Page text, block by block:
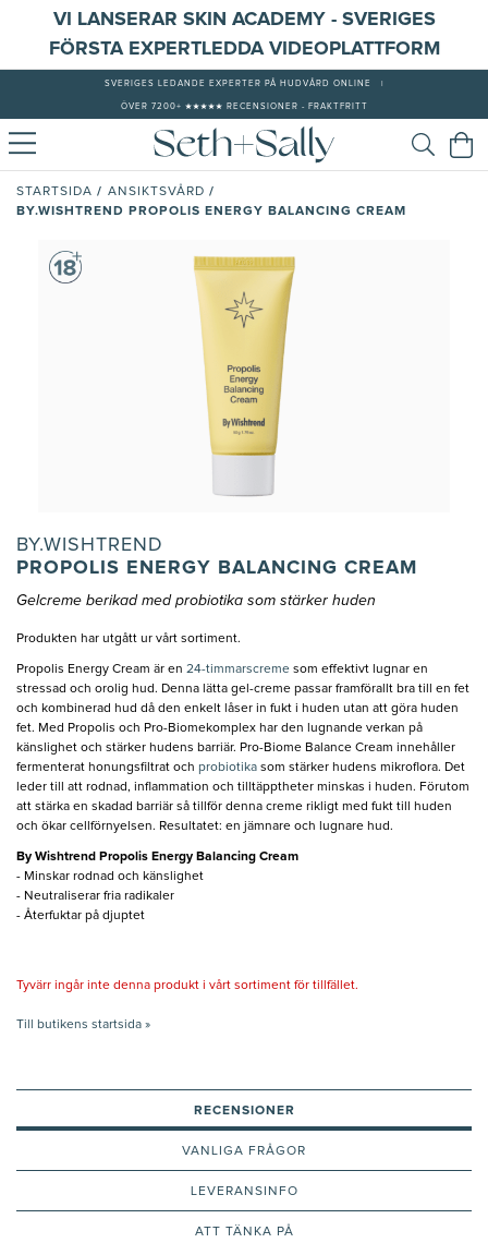
VI LANSERAR SKIN ACADEMY - SVERIGES
FÖRSTA EXPERTLEDDA VIDEOPLATTFORM
SVERIGES LEDANDE EXPERTER PÅ HUDVÅRD ONLINE
ÖVER 7200+ ★★★★★ RECENSIONER - FRAKTFRITT
STARTSIDA / ANSIKTSVÅRD /
BY.WISHTREND PROPOLIS ENERGY BALANCING CREAM
BY.WISHTREND
PROPOLIS ENERGY BALANCING CREAM
Gelcreme berikad med probiotika som stärker huden
Produkten har utgått ur vårt sortiment.
Propolis Energy Cream är en 24-timmarscreme som effektivt lugnar en
stressad och orolig hud. Denna lätta gel-creme passar framförallt bra till en fet
och kombinerad hud då den enkelt låser in fukt i huden utan att göra huden
fet. Med Propolis och Pro-Biomekomplex har den lugnande verkan på
känslighet och stärker hudens barriär. Pro-Biome Balance Cream innehåller
fermenterat honungsfiltrat och probiotika som stärker hudens mikroflora. Det
leder till att rodnad, inflammation och tilltäpptheter minskas i huden. Förutom
att stärka en skadad barriär så tillför denna creme rikligt med fukt till huden
och ökar cellförnyelsen. Resultatet: en jämnare och lugnare hud.
By Wishtrend Propolis Energy Balancing Cream
- Minskar rodnad och känslighet
- Neutraliserar fria radikaler
- Återfuktar på djuptet
Tyvärr ingår inte denna produkt i vårt sortiment för tillfället.
Till butikens startsida »
RECENSIONER
VANLIGA FRÅGOR
LEVERANSINFO
ATT TÄNKA PÅ